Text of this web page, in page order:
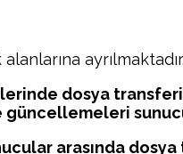
dosya transferi
arasında